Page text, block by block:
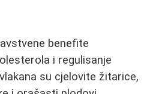
benefite
i regulisanje
su cjelovite žitarice,